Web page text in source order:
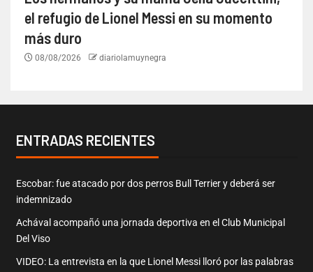
el refugio de Lionel Messi en su momento
más duro
08/08/2026 diariolamuynegra
ENTRADAS RECIENTES
Escobar: fue atacado por dos perros Bull Terrier y deberá ser
indemnizado
Achával acompañó una jornada deportiva en el Club Municipal
Del Viso
VIDEO: La entrevista en la que Lionel Messi lloró por las palabras